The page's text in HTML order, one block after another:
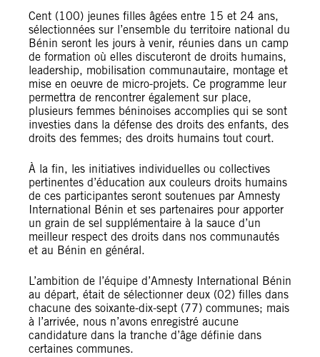
Cent (100) jeunes filles âgées entre 15 et 24 ans,
sélectionnées sur l’ensemble du territoire national du
Bénin seront les jours à venir, réunies dans un camp
de formation où elles discuteront de droits humains,
leadership, mobilisation communautaire, montage et
mise en oeuvre de micro-projets. Ce programme leur
permettra de rencontrer également sur place,
plusieurs femmes béninoises accomplies qui se sont
investies dans la défense des droits des enfants, des
droits des femmes; des droits humains tout court.
À la fin, les initiatives individuelles ou collectives
pertinentes d’éducation aux couleurs droits humains
de ces participantes seront soutenues par Amnesty
International Bénin et ses partenaires pour apporter
un grain de sel supplémentaire à la sauce d’un
meilleur respect des droits dans nos communautés
et au Bénin en général.
L’ambition de l’équipe d’Amnesty International Bénin
au départ, était de sélectionner deux (02) filles dans
chacune des soixante-dix-sept (77) communes; mais
à l’arrivée, nous n’avons enregistré aucune
candidature dans la tranche d’âge définie dans
certaines communes.